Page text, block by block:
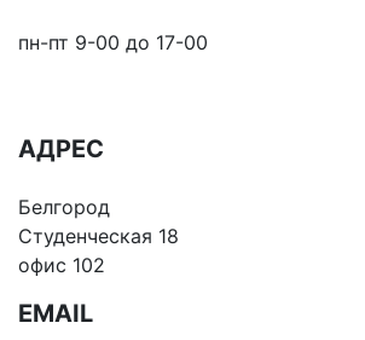
пн-пт 9-00 до 17-00
АДРЕС
Белгород
Студенческая 18
офис 102
EMAIL